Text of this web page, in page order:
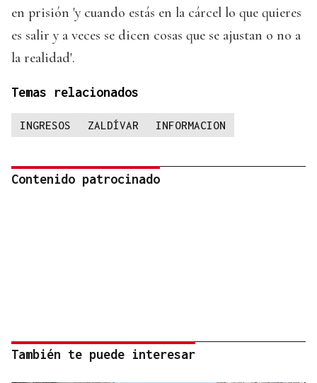
en prisión 'y cuando estás en la cárcel lo que quieres
es salir y a veces se dicen cosas que se ajustan o no a
la realidad'.
Temas relacionados
INGRESOS ZALDÍVAR INFORMACION
Contenido patrocinado
También te puede interesar